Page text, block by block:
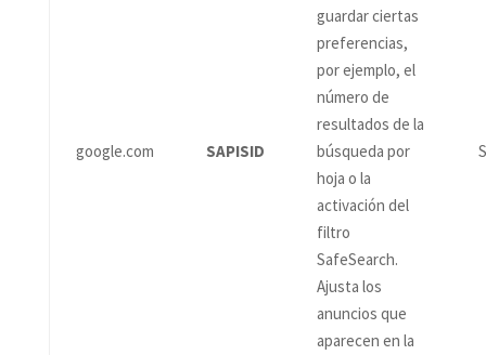
google.com SAPISID
guardar ciertas
preferencias,
por ejemplo, el
número de
resultados de la
búsqueda por
hoja o la
activación del
filtro
SafeSearch.
Ajusta los
anuncios que
aparecen en la